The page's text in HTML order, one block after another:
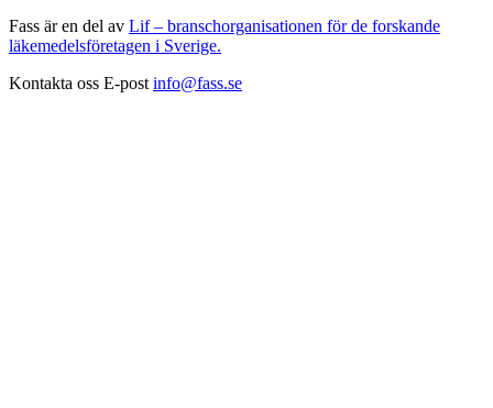
Fass är en del av Lif – branschorganisationen för de forskande
läkemedelsföretagen i Sverige.
Kontakta oss E-post info@fass.se